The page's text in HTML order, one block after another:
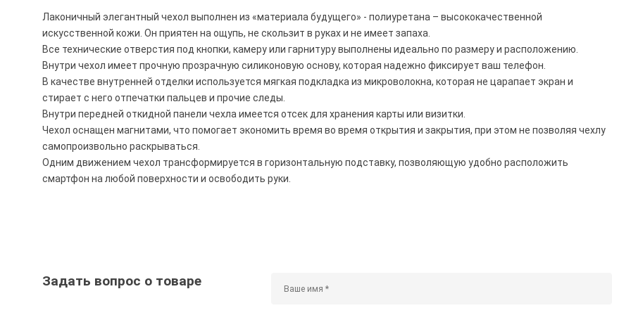
Лаконичный элегантный чехол выполнен из «материала будущего» - полиуретана – высококачественной
искусственной кожи. Он приятен на ощупь, не скользит в руках и не имеет запаха.
Все технические отверстия под кнопки, камеру или гарнитуру выполнены идеально по размеру и расположению.
Внутри чехол имеет прочную прозрачную силиконовую основу, которая надежно фиксирует ваш телефон.
В качестве внутренней отделки используется мягкая подкладка из микроволокна, которая не царапает экран и
стирает с него отпечатки пальцев и прочие следы.
Внутри передней откидной панели чехла имеется отсек для хранения карты или визитки.
Чехол оснащен магнитами, что помогает экономить время во время открытия и закрытия, при этом не позволяя чехлу
самопроизвольно раскрываться.
Одним движением чехол трансформируется в горизонтальную подставку, позволяющую удобно расположить
смартфон на любой поверхности и освободить руки.
Задать вопрос о товаре